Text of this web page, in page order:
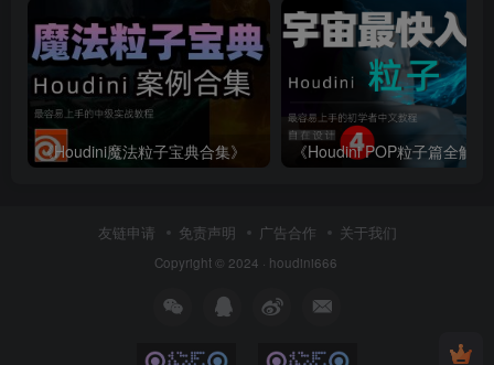
《Houdini魔法粒子宝典合集》
友链申请 免责声明 广告合作 关于我们
Copyright © 2024 · houdini666